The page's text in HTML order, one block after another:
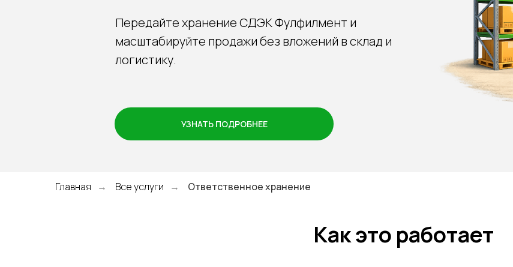
Передайте хранение СДЭК Фулфилмент и
масштабируйте продажи без вложений в склад и
логистику.
УЗНАТЬ ПОДРОБНЕЕ
Главная → Все услуги → Ответственное хранение
Как это работает